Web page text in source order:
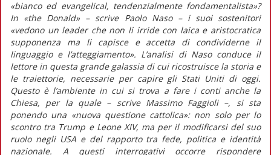
«bianco ed evangelical, tendenzialmente fondamentalista»?
In «the Donald»– scrive Paolo Naso – i suoi sostenitori
«vedono un leader che non li irride con laica e aristocratica
supponenza ma li capisce e accetta di condividerne il
linguaggio e l’atteggiamento». L’analisi di Naso conduce il
lettore in questa grande galassia di cui ricostruisce la storia e
le traiettorie, necessarie per capire gli Stati Uniti di oggi.
Questo è l’ambiente in cui si trova a fare i conti anche la
Chiesa, per la quale – scrive Massimo Faggioli –, si sta
ponendo una «nuova questione cattolica»: non solo per lo
scontro tra Trump e Leone XIV, ma per il modificarsi del suo
ruolo negli USA e del rapporto tra fede, politica e identità
nazionale. A questi interrogativi occorre rispondere